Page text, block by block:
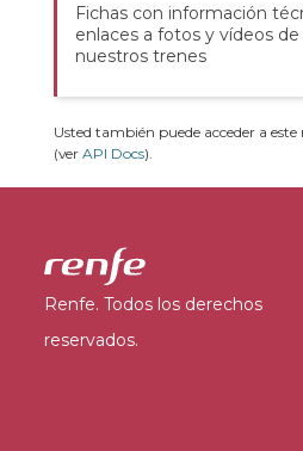
Fichas con información
enlaces a fotos y vídeos de
nuestros trenes
Usted también puede acceder a
(ver API Docs).
Renfe. Todos los derechos
reservados.